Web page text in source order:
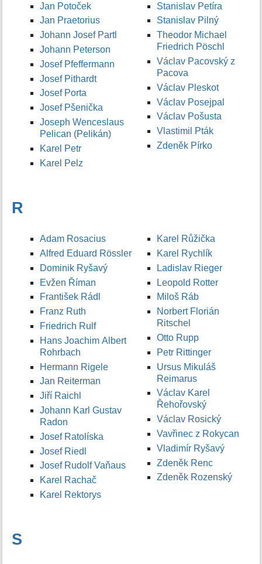
Jan Potoček
Jan Praetorius
Johann Josef Partl
Johann Peterson
Josef Pfeffermann
Josef Pithardt
Josef Porta
Josef Pšenička
Joseph Wenceslaus
Pelican (Pelikán)
Karel Petr
Karel Pelz
Stanislav Petíra
Stanislav Pilný
Theodor Michael
Friedrich Pöschl
Václav Pacovský z
Pacova
Václav Pleskot
Václav Posejpal
Václav Pošusta
Vlastimil Pták
Zdeněk Pírko
R
Adam Rosacius
Alfred Eduard Rössler
Dominik Ryšavý
Evžen Říman
František Rádl
Franz Ruth
Friedrich Rulf
Hans Joachim Albert
Rohrbach
Hermann Rigele
Jan Reiterman
Jiří Raichl
Johann Karl Gustav
Radon
Josef Ratolíska
Josef Riedl
Josef Rudolf Vaňaus
Karel Rachač
Karel Rektorys
Karel Růžička
Karel Rychlík
Ladislav Rieger
Leopold Rotter
Miloš Ráb
Norbert Florián
Ritschel
Otto Rupp
Petr Rittinger
Ursus Mikuláš
Reimarus
Václav Karel
Řehořovský
Václav Rosický
Vavřinec z Rokycan
Vladimír Ryšavý
Zdeněk Renc
Zdeněk Rozenský
S